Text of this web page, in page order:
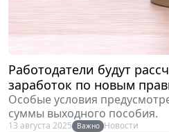
Работодатели будут
заработок по новым
Особые условия
суммы выходного пособия.
13 августа 2025 Важно Новости